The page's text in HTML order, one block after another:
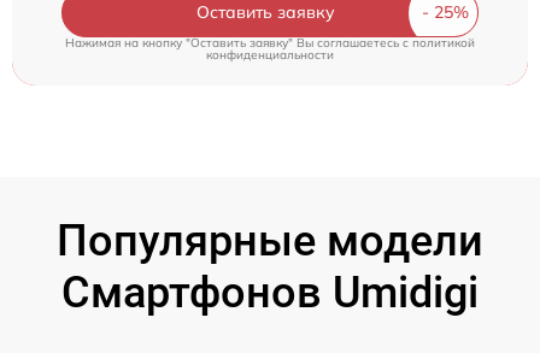
Оставить заявку
Нажимая на кнопку "Оставить заявку" Вы соглашаетесь c политикой
конфиденциальности
Популярные модели
Смартфонов Umidigi